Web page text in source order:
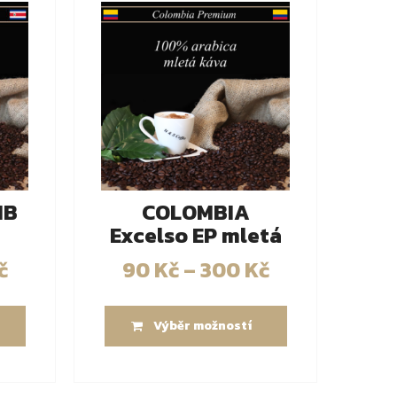
COLOMBIA
Excelso EP mletá
90Kč–300Kč
Výběr možností